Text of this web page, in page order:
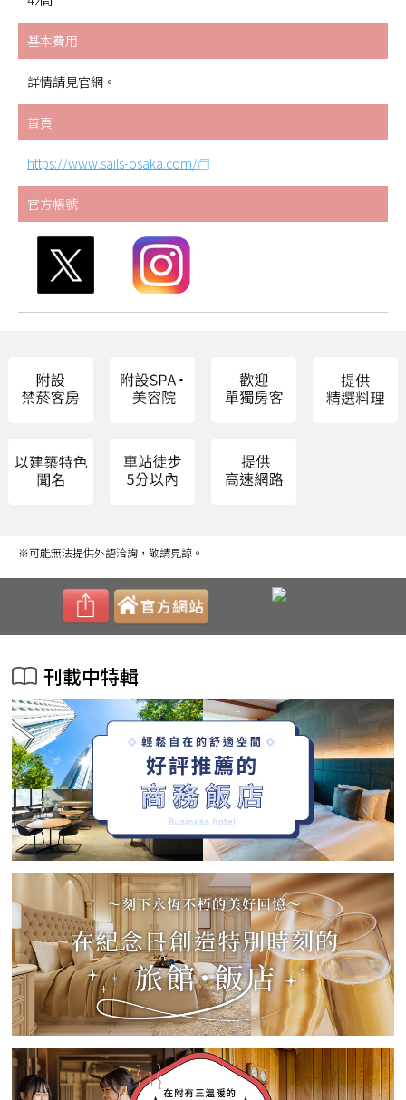
基本費用
詳情請見官網。
首頁
https://www.sails-osaka.com/
官方帳號
※可能無法提供外語洽詢，敬請見諒。
刊載中特輯